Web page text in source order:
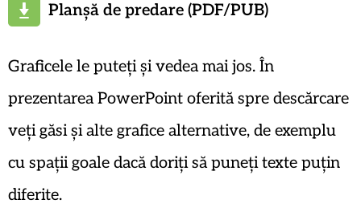
Planșă de predare (PDF/PUB)
Graficele le puteți și vedea mai jos. În
prezentarea PowerPoint oferită spre descărcare
veți găsi și alte grafice alternative, de exemplu
cu spații goale dacă doriți să puneți texte puțin
diferite.